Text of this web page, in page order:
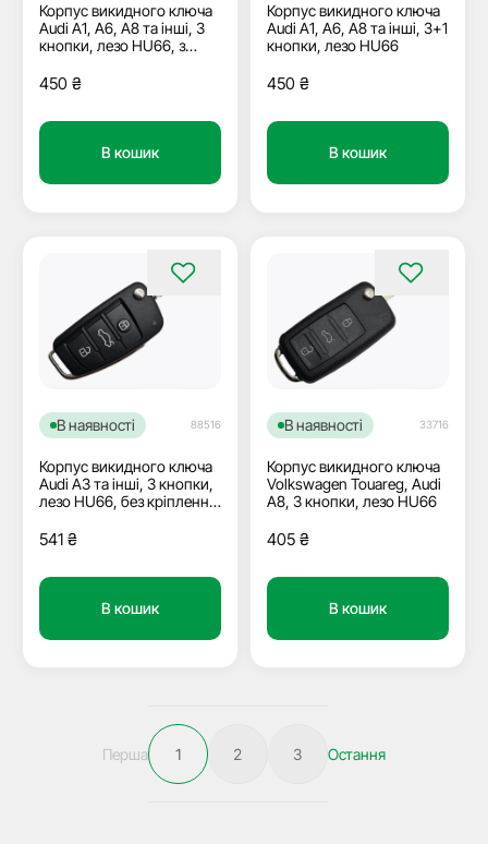
Корпус викидного ключа
Audi A1, A6, A8 та інші, 3
кнопки, лезо HU66, з
450 ₴
В кошик
Корпус викидного ключа
Audi A1, A6, A8 та інші, 3+1
кнопки, лезо HU66
450 ₴
В кошик
В наявності 88516
Корпус викидного ключа
Audi A3 та інші, 3 кнопки,
лезо HU66, без кріплення
541 ₴
В кошик
В наявності 33716
Корпус викидного ключа
Volkswagen Touareg, Audi
A8, 3 кнопки, лезо HU66
405 ₴
В кошик
Перша 1 2 3 Остання